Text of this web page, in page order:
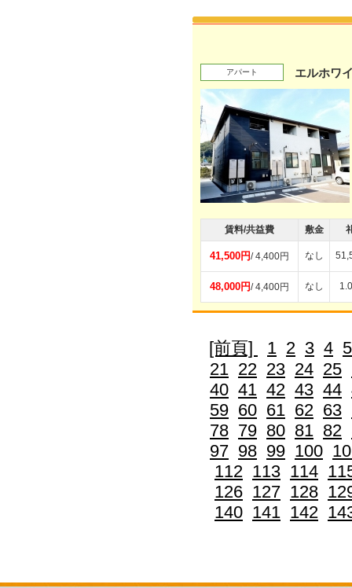
アパート エルホワ
賃料/共益費 敷金
41,500円/ 4,400円 なし
48,000円/ 4,400円 なし
[前頁] 1 2 3 4 5
21 22 23 24 25
40 41 42 43 44
59 60 61 62 63
78 79 80 81 82
97 98 99 100
112 113 114
126 127 128
140 141 142